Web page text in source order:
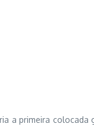
a primeira colocada